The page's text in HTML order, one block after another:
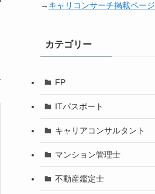
→ キャリコンサーチ掲載ページ
カテゴリー
FP
ITパスポート
キャリアコンサルタント
マンション管理士
不動産鑑定士